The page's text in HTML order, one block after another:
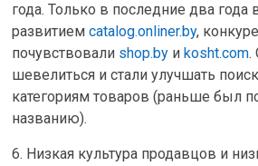
года. Только в последние два
развитиемcatalog.onliner.by,
почувствовали shop.by и kosht.com.
шевелиться и стали улучшать
категориям товаров (раньше был
названию).
6. Низкая культура продавцов и